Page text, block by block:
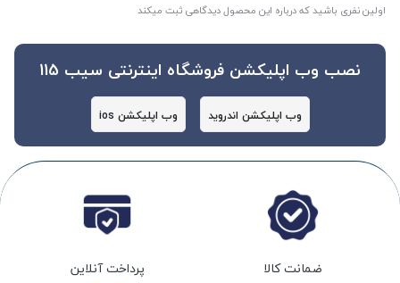
اولین نفری باشید که درباره این محصول دیدگاهی ثبت میکند
نصب وب اپلیکشن فروشگاه اینترنتی سیب 115
وب اپلیکشن اندروید وب اپلیکشن ios
ضمانت کالا پرداخت آنلاین